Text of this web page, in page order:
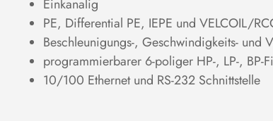
Einkanalig
PE, Differential PE, IEPE und VELCOIL/
Beschleunigungs-, Geschwindigkeits- und
programmierbarer 6-poliger HP-, LP-, BP-
10/100 Ethernet und RS-232 Schnittstelle